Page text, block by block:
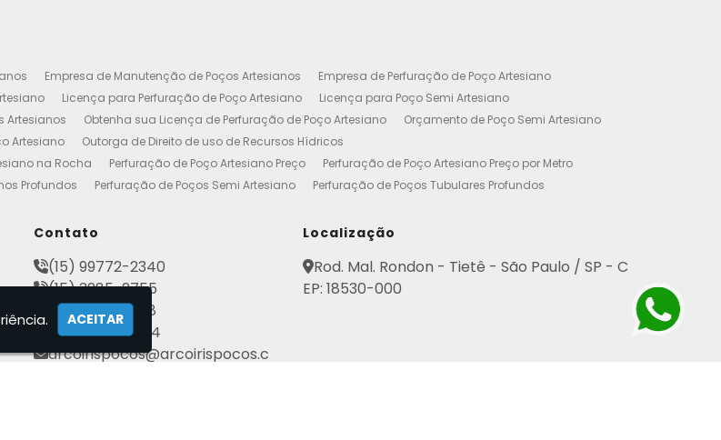
Empresa de Manutenção de Poços Artesianos
Empresa de Perfuração de Poço Artesiano
Licença para Perfuração de Poço Artesiano
Licença para Poço Semi Artesiano
Artesianos Obtenha sua Licença de Perfuração de Poço Artesiano
Orçamento de Poço Semi Artesiano
Artesiano
Outorga de Direito de uso de Recursos Hídricos
na Rocha Perfuração de Poço Artesiano Preço
Perfuração de Poço Artesiano Preço por Metro
Profundos Perfuração de Poços Semi Artesiano
Perfuração de Poços Tubulares Profundos
de Perfuração de Poços Artesianos
Quanto Custa o Metro de Perfuração de Poço Artesiano
de Poço Artesiano Manutenção de Poço Artesiano
Perfuração de Poço Artesiano
Poço Tubular Profundo Poços Artesianos Residencial
Poços Artesianos
Outorga Poços Artesianos
de Poço Artesiano Perfuração de Poços
Contato
(15) 99772-2340
(15) 3285-2755
(15) 3282-2568
(15) 99802-7184
arcoirispocos@arcoirispocos.c
Localização
Rod. Mal. Rondon - Tietê - São Paulo / SP - C
EP: 18530-000
ACEITAR